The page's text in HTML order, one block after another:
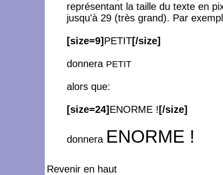
représentant la taille du texte en
jusqu'à 29 (très grand). Par
[size=9] PETIT[/size]
donnera PETIT
alors que:
[size=24] ENORME ! [/size]
donnera ENORME !
Revenir en haut